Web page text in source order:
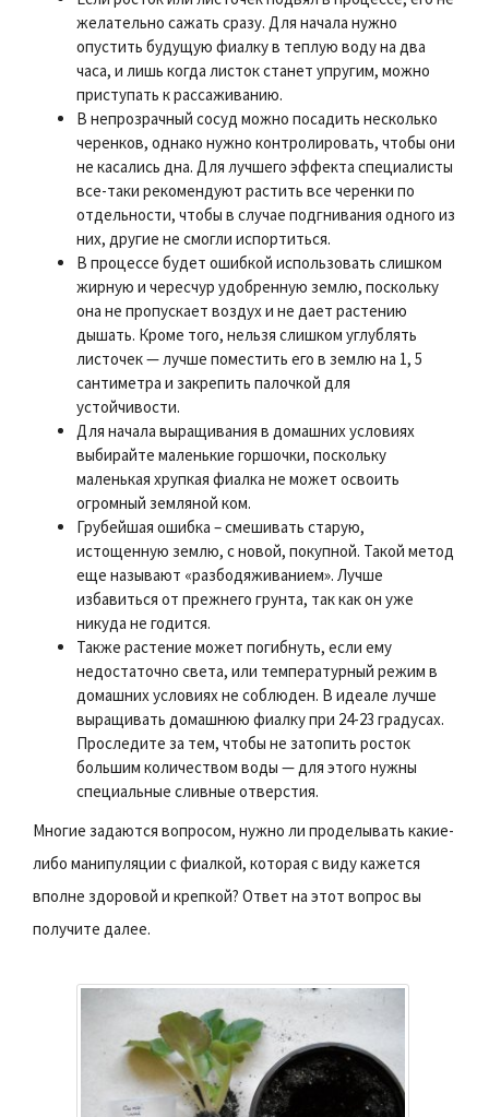
желательно сажать сразу. Для начала нужно
опустить будущую фиалку в теплую воду на два
часа, и лишь когда листок станет упругим, можно
приступать к рассаживанию.
В непрозрачный сосуд можно посадить несколько
черенков, однако нужно контролировать, чтобы они
не касались дна. Для лучшего эффекта специалисты
все-таки рекомендуют растить все черенки по
отдельности, чтобы в случае подгнивания одного из
них, другие не смогли испортиться.
В процессе будет ошибкой использовать слишком
жирную и чересчур удобренную землю, поскольку
она не пропускает воздух и не дает растению
дышать. Кроме того, нельзя слишком углублять
листочек — лучше поместить его в землю на 1, 5
сантиметра и закрепить палочкой для
устойчивости.
Для начала выращивания в домашних условиях
выбирайте маленькие горшочки, поскольку
маленькая хрупкая фиалка не может освоить
огромный земляной ком.
Грубейшая ошибка – смешивать старую,
истощенную землю, с новой, покупной. Такой метод
еще называют «разбодяживанием». Лучше
избавиться от прежнего грунта, так как он уже
никуда не годится.
Также растение может погибнуть, если ему
недостаточно света, или температурный режим в
домашних условиях не соблюден. В идеале лучше
выращивать домашнюю фиалку при 24-23 градусах.
Проследите за тем, чтобы не затопить росток
большим количеством воды — для этого нужны
специальные сливные отверстия.
Многие задаются вопросом, нужно ли проделывать какие-
либо манипуляции с фиалкой, которая с виду кажется
вполне здоровой и крепкой? Ответ на этот вопрос вы
получите далее.